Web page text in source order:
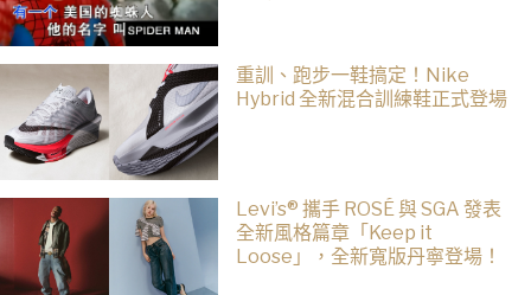
重訓、跑步一鞋搞定！Nike
Hybrid 全新混合訓練鞋正式登場
Levi’s® 攜手 ROSÉ 與 SGA 發表
全新風格篇章「Keep it
Loose」，全新寬版丹寧登場！